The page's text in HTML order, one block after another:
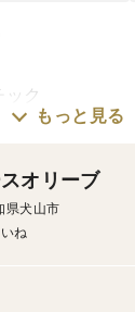
ク
に由来しており
もっと見る
オリーブ
県犬山市
ね